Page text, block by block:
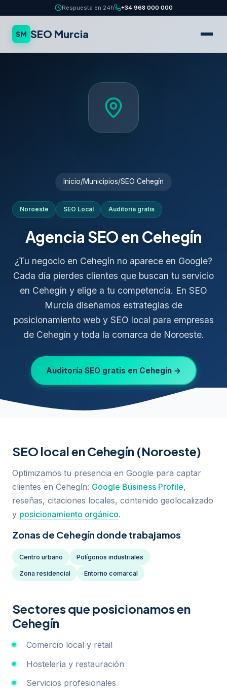
Respuesta en 24h +34 968 000 000
SM SEO Murcia
Inicio/Municipios/SEO Cehegín
Noroeste SEO Local Auditoría gratis
Agencia SEO en Cehegín
¿Tu negocio en Cehegín no aparece en Google?
Cada día pierdes clientes que buscan tu servicio
en Cehegín y elige a tu competencia. En SEO
Murcia diseñamos estrategias de
posicionamiento web y SEO local para empresas
de Cehegín y toda la comarca de Noroeste.
Auditoría SEO gratis en Cehegín →
SEO local en Cehegín (Noroeste)
Optimizamos tu presencia en Google para captar
clientes en Cehegín: Google Business Profile,
reseñas, citaciones locales, contenido geolocalizado
y posicionamiento orgánico.
Zonas de Cehegín donde trabajamos
Centro urbano Polígonos industriales
Zona residencial Entorno comarcal
Sectores que posicionamos en
Cehegín
Comercio local y retail
Hostelería y restauración
Servicios profesionales